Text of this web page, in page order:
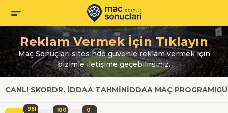
Reklam Vermek İçin Tıklayın
Maç Sonuçları sitesinde güvenle reklam vermek için
bizimle iletişime geçebilirsiniz.
CANLI SKORDR. İDDAA TAHMINİDDAA MAÇ PROGRAMI
961 100 0